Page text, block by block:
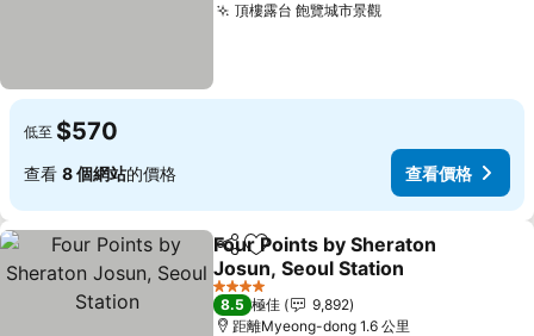
頂樓露台 飽覽城市景觀查看價格
低至 $570
查看 8 個網站的價格 查看價格
分享 放到收藏夾
Four Points by Sheraton
Josun, Seoul Station
查看價格
4 星級
8.5 極佳
9,892
距離Myeong-dong 1.6 公里